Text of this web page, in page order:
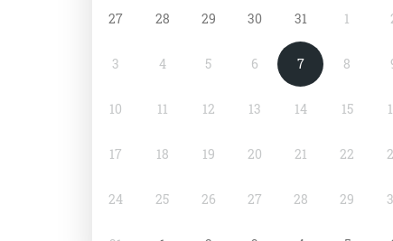
27 28 29 30 31 1
3 4 5 6 7 8
10 11 12 13 14 15
17 18 19 20 21 22
24 25 26 27 28 29